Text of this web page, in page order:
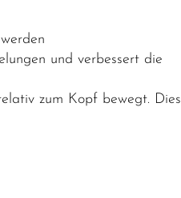
und verbessert die
zum Kopf bewegt. Dies